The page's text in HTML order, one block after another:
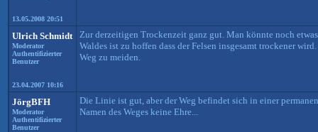
13.05.2008 20:51
Ulrich Schmidt
Moderator
Authentifizierter
Benutzer
23.04.2007 10:16
Zur derzeitigen Trockenzeit ganz gut. Man könnte noch
Waldes ist zu hoffen dass der Felsen insgesamt trockener
Weg zu meiden.
JörgBFH
Moderator
Authentifizierter
Benutzer
Die Linie ist gut, aber der Weg befindet sich in einer
Namen des Weges keine Ehre...